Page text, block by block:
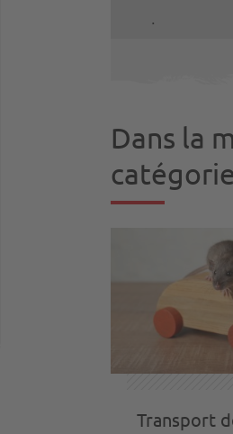
.
Dans la
catégorie
Transport